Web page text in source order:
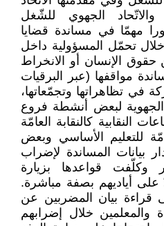
الجهوي للشّغل
مهمّا في مساندة قضايا
تحمّل المسؤولية داخل
حقوق الإنسان أو الانخراط
مواقفها (عبر البرقيات
في تظاهراتها وتجمّعاتها،
الجهوية لبعض أنشطة فروع
النقابية كالنقابة العامّة
للتعليم الأساسي وبعض
بيانات المساندة لإضراب
18 أكتوبر وكلّفت قواعدها بزيارة
أياديهم بصفة مباشرة.
قراءة بيان المضربين عن
والمعلمين خلال إضرابهم